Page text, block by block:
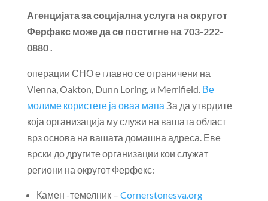
Агенцијата за социјална услуга на округот
Ферфакс може да се постигне на 703-222-
0880 .
операции СНО е главно се ограничени на
Vienna,Oakton, Dunn Loring, и Merrifield. Ве
молиме користете ја оваа мапа За да утврдите
која организација му служи на вашата област
врз основа на вашата домашна адреса. Еве
врски до другите организации кои служат
региони на округот Ферфекс:
Камен -темелник – Cornerstonesva.org